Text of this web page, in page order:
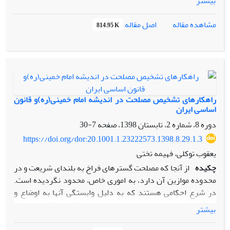
(مالیات‌ها، عوارض و …. ) احساس نیاز نمی‌کند. این باعث می‌شود
دولت قـدرت انحصـاری کسب کند و نیازی به دخالت دادن گروه‌ها
بر شهروندان و مقامات جمهوری اسلامی استفاده می­کند؟ یافته­
های پژوهش ما را به تاکتیک­هایی همچون شایعه پراکنی،
مشکلاتی را در حوزه اقتصادی و گاه سیاسی برای دولت ایجاد
نمایند. برای انجام پژوهش از روش توصیفی - تحلیلی استفاده
مشاهده مقاله
اصل مقاله 814.95 K
راهکارهای تشخیص مصلحت در اندیشه امام خمینی(ره)و قانون
اساسی ایران
دوره 8، شماره 2، تابستان 1398، صفحه
7-30
https://doi.org/dor:20.1001.1.23222573.1398.8.29.1.3
یعقوب توکلی، فهیمه تختی
چکیده از آنجا که مصلحت گستره­ای فراخ به بلندای شریعت و در
محدوده موازین آن دارد، به اموری خاص، محدود نگردیده است.
در شرع احکامی هستند که به‌ دلیل وابستگی آن­ها به اوضاع و
احوال و مقتضیات خاص، از مصلحتی موقت و قابل تغییر
برخوردارند. مرجع تشخیص این نوع مصلحت، پیامبر و ائمه
بیشتر